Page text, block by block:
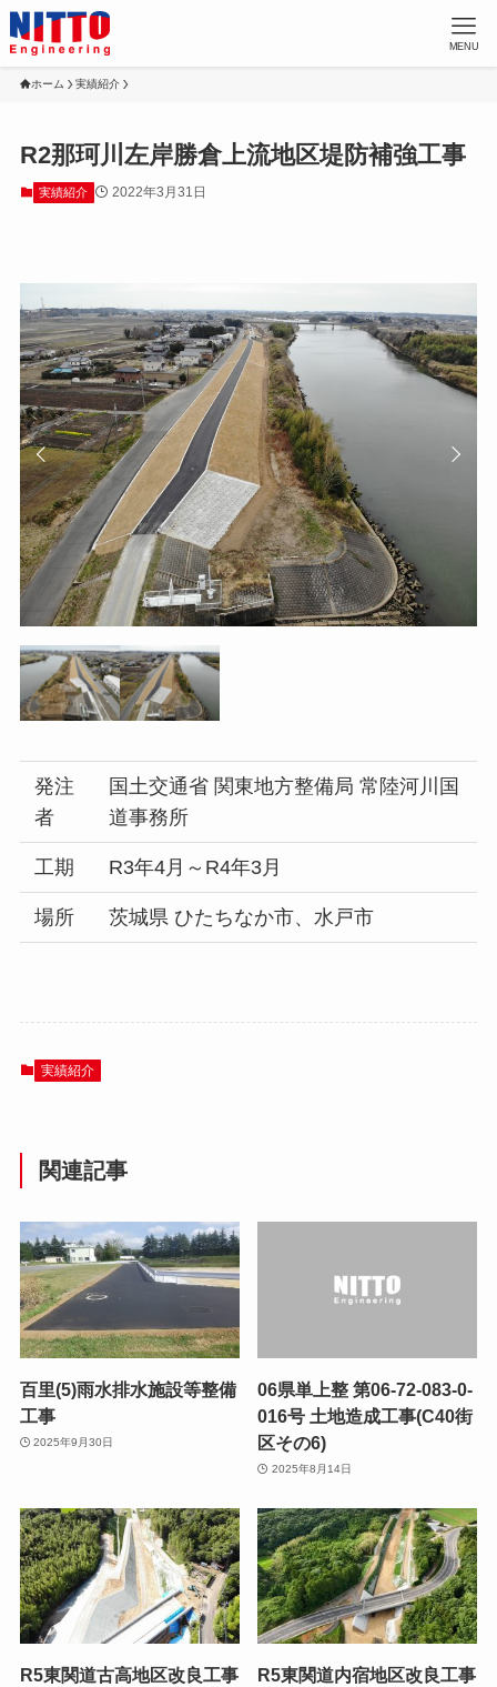
MENU
ホーム 実績紹介
R2那珂川左岸勝倉上流地区堤防補強工事
実績紹介 2022年3月31日
発注
者
国土交通省 関東地方整備局 常陸河川国
道事務所
工期 R3年4月～R4年3月
場所 茨城県 ひたちなか市、水戸市
実績紹介
関連記事
百里(5)雨水排水施設等整備
工事
2025年9月30日
06県単上整 第06-72-083-0-
016号 土地造成工事(C40街
区その6)
2025年8月14日
R5東関道古高地区改良工事 R5東関道内宿地区改良工事